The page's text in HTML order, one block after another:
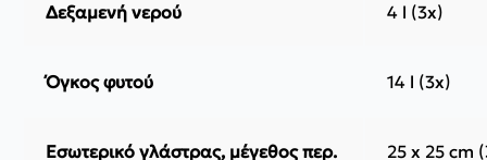
Δεξαμενή νερού 4 l (3x)
Όγκος φυτού 14 l (3x)
Εσωτερικό γλάστρας, μέγεθος περ. 25 x 25 cm